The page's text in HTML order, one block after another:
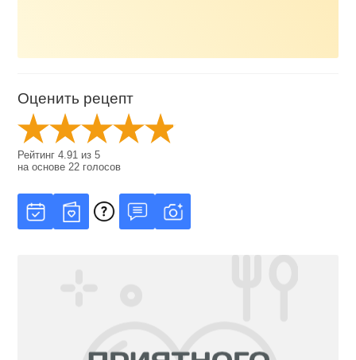
Оценить рецепт
Рейтинг4.91 из5
на основе22 голосов